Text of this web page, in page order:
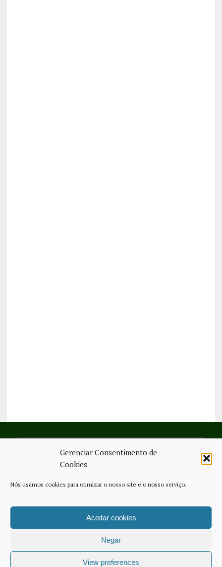
Gerenciar Consentimento de
Cookies
Nós usamos cookies para otimizar o nosso site e o nosso serviço.
Aceitar cookies
Negar
View preferences
SIGA-NOS NO FACEBOOK
ESTATUTO EDITORIAL
CONTACTE-NOS
COPYRIGHT © 2026 - JORNAL NOVO REGIONAL | POWERED BY